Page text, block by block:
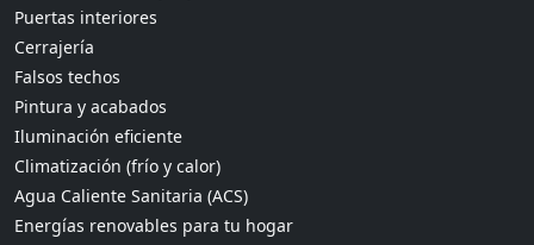
Puertas interiores
Cerrajería
Falsos techos
Pintura y acabados
Iluminación eficiente
Climatización (frío y calor)
Agua Caliente Sanitaria (ACS)
Energías renovables para tu hogar